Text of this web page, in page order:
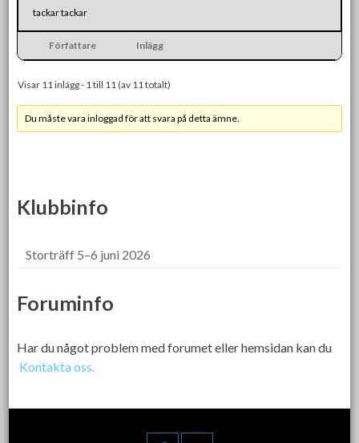
tackar tackar
Författare Inlägg
Visar 11 inlägg - 1 till 11 (av 11 totalt)
Du måste vara inloggad för att svara på detta ämne.
Klubbinfo
Storträff 5–6 juni 2026
Foruminfo
Har du något problem med forumet eller hemsidan kan du
Kontakta oss.